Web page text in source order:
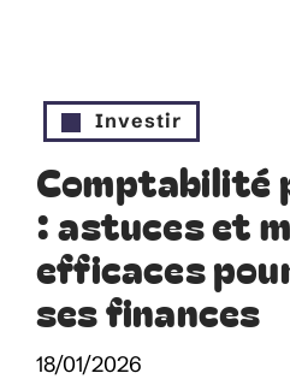
Investir
Comptabilité
: astuces et
efficaces
ses finances
18/01/2026